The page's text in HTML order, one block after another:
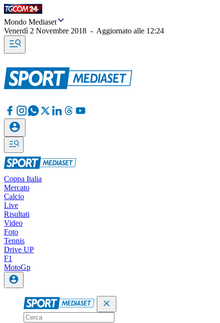
Mondo Mediaset
Venerdì 2 Novembre 2018 - Aggiornato alle 12:24
Coppa Italia
Mercato
Calcio
Live
Risultati
Video
Foto
Tennis
Drive UP
F1
MotoGp